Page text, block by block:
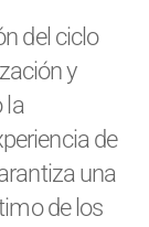
del ciclo
y
la
de
una
de los